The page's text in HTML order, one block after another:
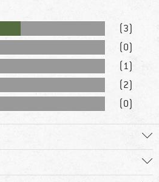
(3)
(0)
(1)
(2)
(0)